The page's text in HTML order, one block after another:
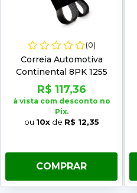
(0)
Correia Automotiva
Continental 8PK 1255
R$ 117,36
à vista com desconto no
Pix.
ou 10xde R$ 12,35
COMPRAR